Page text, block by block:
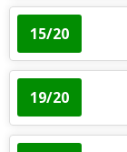
15/20
19/20